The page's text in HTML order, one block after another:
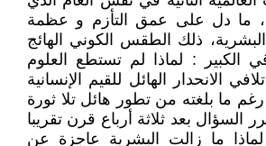
ما دل على عمق التأزم و عظمة
البشرية، ذلك الطقس الكوني الهائج
الكبير : لماذا لم تستطع العلوم
الانحدار الهائل للقيم الإنسانية
رغم ما بلغته من تطور هائل تلا ثورة
السؤال بعد ثلاثة أرباع قرن تقريبا
ما زالت البشرية عاجزة عن